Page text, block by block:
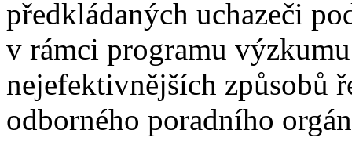
předkládaných uchazeči
v rámci programu
nejefektivnějších způsobů
odborného poradního